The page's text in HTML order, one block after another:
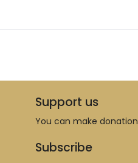
Support us
You can make donation
Subscribe